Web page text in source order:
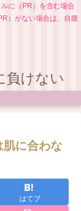
に（PR）を含む場合
）がない場合は、自腹
負けない
肌に合わな
はてブ